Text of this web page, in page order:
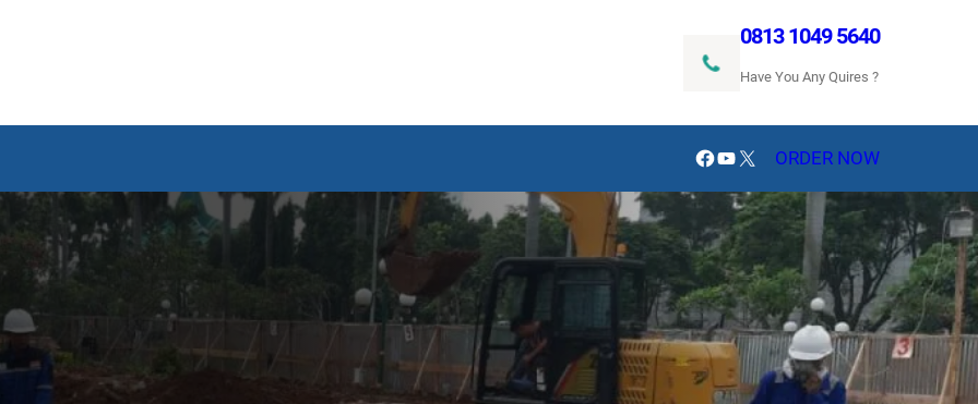
0813 1049 5640
Have You Any Quires ?
Facebook
YouTube
X ORDER NOW